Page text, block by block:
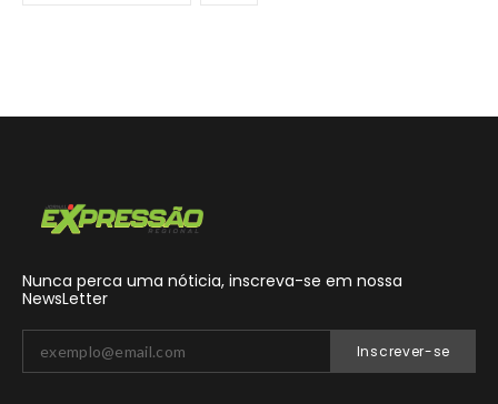
Nunca perca uma nóticia, inscreva-se em nossa
NewsLetter
Inscrever-se